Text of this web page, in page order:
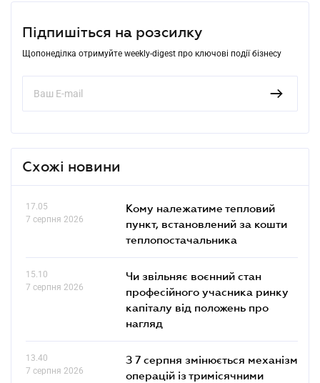
Підпишіться на розсилку
Щопонеділка отримуйте weekly-digest про ключові події бізнесу
Схожі новини
17.05
7 серпня 2026
Кому належатиме тепловий
пункт, встановлений за кошти
теплопостачальника
15.10
7 серпня 2026
Чи звільняє воєнний стан
професійного учасника ринку
капіталу від положень про
нагляд
13.40
7 серпня 2026
З 7 серпня змінюється механізм
операцій із тримісячними